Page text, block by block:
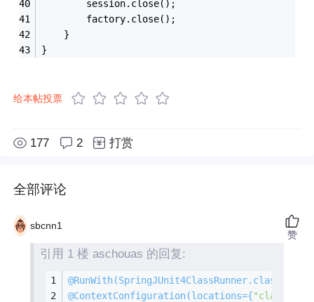
		session.close();
		factory.close();
	}
}
给本帖投票
177 2 打赏
全部评论
sbcnn1
引用 1 楼 aschouas 的回复:
@RunWith(SpringJUnit4ClassRunner.class)
@ContextConfiguration(locations={
赞